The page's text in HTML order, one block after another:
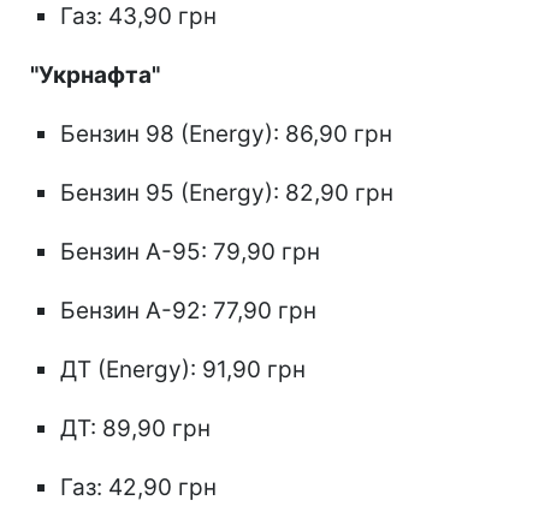
Газ: 43,90 грн
"Укрнафта"
Бензин 98 (Energy): 86,90 грн
Бензин 95 (Energy): 82,90 грн
Бензин А-95: 79,90 грн
Бензин А-92: 77,90 грн
ДТ (Energy): 91,90 грн
ДТ: 89,90 грн
Газ: 42,90 грн